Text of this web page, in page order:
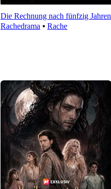
Die Rechnung nach fünfzig Jahren
Rachedrama ⦁ Rache